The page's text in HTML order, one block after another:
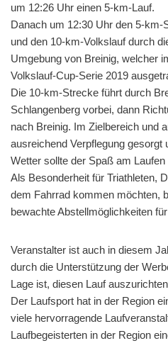
um 12:26 Uhr einen 5-km-Lauf.
Danach um 12:30 Uhr den 5-km-
und den 10-km-Volkslauf durch
Umgebung von Breinig, welcher
Volkslauf-Cup-Serie 2019
Die 10-km-Strecke führt durch
Schlangenberg vorbei, dann
nach Breinig. Im Zielbereich und
ausreichend Verpflegung gesorgt
Wetter sollte der Spaß am
Als Besonderheit für Triathleten,
dem Fahrrad kommen möchten,
bewachte Abstellmöglichkeiten
Veranstalter ist auch in diesem
durch die Unterstützung der
Lage ist, diesen Lauf
Der Laufsport hat in der Region
viele hervorragende
Laufbegeisterten in der Region